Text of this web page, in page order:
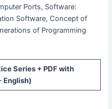
Ports, Software:
Software, Concept of
of Programming
Series + PDF with
English)